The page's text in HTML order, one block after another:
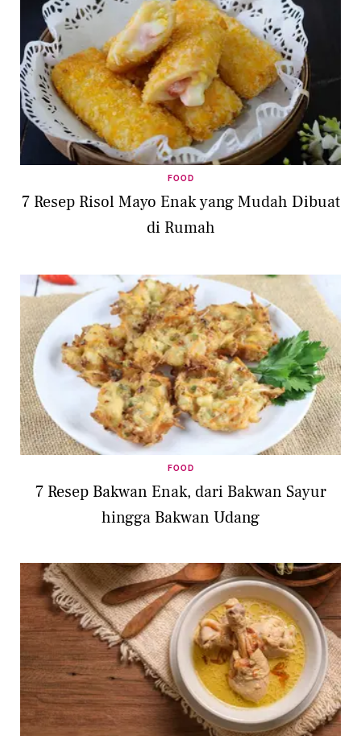
FOOD
7 Resep Risol Mayo Enak yang Mudah Dibuat
di Rumah
FOOD
7 Resep Bakwan Enak, dari Bakwan Sayur
hingga Bakwan Udang